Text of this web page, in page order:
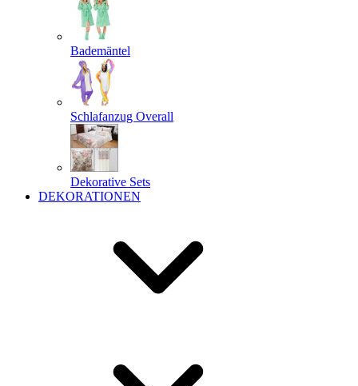
Bademäntel
Schlafanzug Overall
Dekorative Sets
DEKORATIONEN